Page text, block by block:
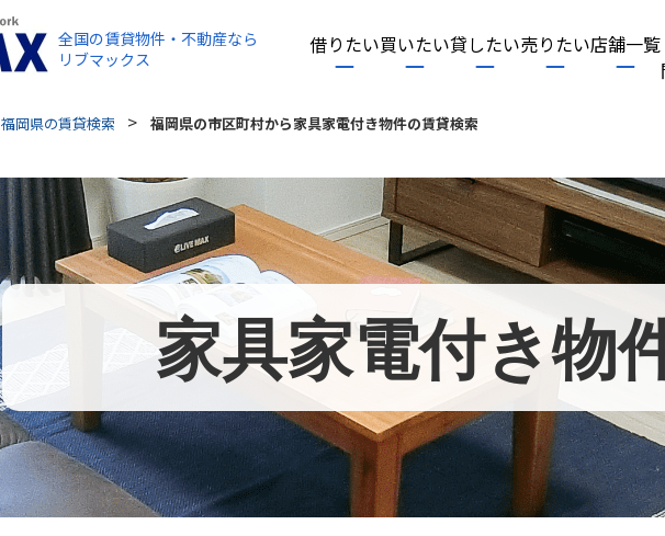
全国の賃貸物件・不動産なら
リブマックス
借りたい買いたい貸したい売りたい店舗一覧
福岡県の賃貸検索 > 福岡県の市区町村から家具家電付き物件の賃貸検索
家具家電付き物